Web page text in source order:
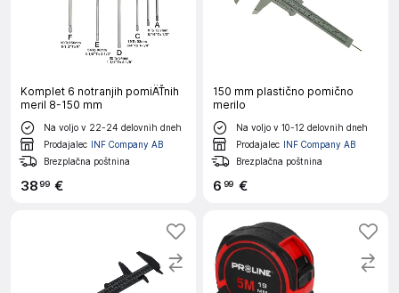
Komplet 6 notranjih pomiÄŤnih
meril 8-150 mm
Na voljo v 22-24 delovnih dneh
Prodajalec INF Company AB
Brezplačna poštnina
3899 €
150 mm plastično pomično
merilo
Na voljo v 10-12 delovnih dneh
Prodajalec INF Company AB
Brezplačna poštnina
6 99 €